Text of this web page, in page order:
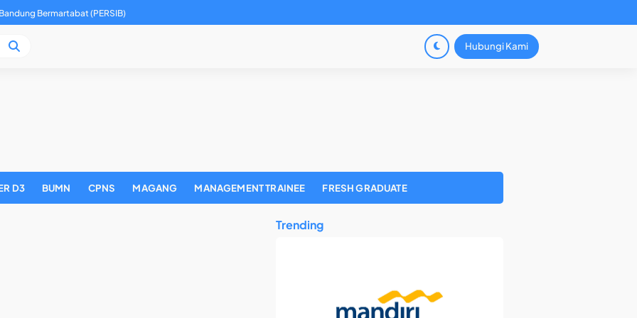
Bermartabat (PERSIB)
Hubungi Kami
D3 BUMN CPNS MAGANG MANAGEMENT TRAINEE FRESH GRADUATE
Trending